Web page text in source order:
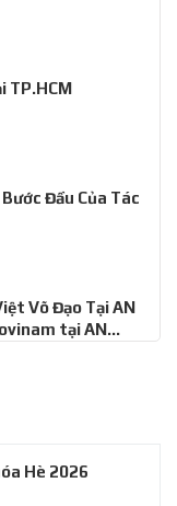
TP.HCM
Đầu Của Tác
Võ Đạo Tại AN
tại AN
Hè 2026